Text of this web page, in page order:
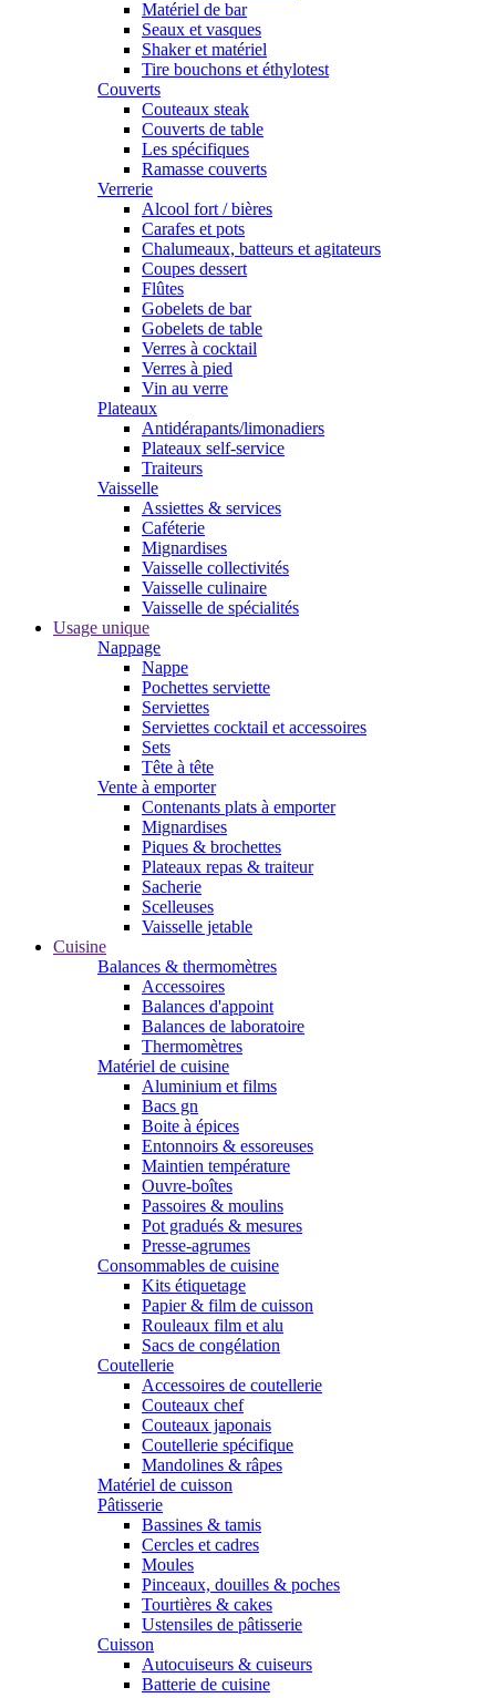
Matériel de bar
Seaux et vasques
Shaker et matériel
Tire bouchons et éthylotest
Couverts
Couteaux steak
Couverts de table
Les spécifiques
Ramasse couverts
Verrerie
Alcool fort / bières
Carafes et pots
Chalumeaux, batteurs et agitateurs
Coupes dessert
Flûtes
Gobelets de bar
Gobelets de table
Verres à cocktail
Verres à pied
Vin au verre
Plateaux
Antidérapants/limonadiers
Plateaux self-service
Traiteurs
Vaisselle
Assiettes & services
Caféterie
Mignardises
Vaisselle collectivités
Vaisselle culinaire
Vaisselle de spécialités
Usage unique
Nappage
Nappe
Pochettes serviette
Serviettes
Serviettes cocktail et accessoires
Sets
Tête à tête
Vente à emporter
Contenants plats à emporter
Mignardises
Piques & brochettes
Plateaux repas & traiteur
Sacherie
Scelleuses
Vaisselle jetable
Cuisine
Balances & thermomètres
Accessoires
Balances d'appoint
Balances de laboratoire
Thermomètres
Matériel de cuisine
Aluminium et films
Bacs gn
Boite à épices
Entonnoirs & essoreuses
Maintien température
Ouvre-boîtes
Passoires & moulins
Pot gradués & mesures
Presse-agrumes
Consommables de cuisine
Kits étiquetage
Papier & film de cuisson
Rouleaux film et alu
Sacs de congélation
Coutellerie
Accessoires de coutellerie
Couteaux chef
Couteaux japonais
Coutellerie spécifique
Mandolines & râpes
Matériel de cuisson
Pâtisserie
Bassines & tamis
Cercles et cadres
Moules
Pinceaux, douilles & poches
Tourtières & cakes
Ustensiles de pâtisserie
Cuisson
Autocuiseurs & cuiseurs
Batterie de cuisine